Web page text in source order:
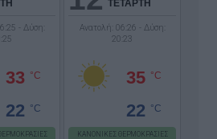
- Δύση:
33 °C
22 °C
ΤΕΤΑΡΤΗ
Ανατολή: 06:26 - Δύση:
20:23
35 °C
22 °C
ΚΑΝΟΝΙΚΕΣ ΘΕΡΜΟΚΡΑΣΙΕΣ